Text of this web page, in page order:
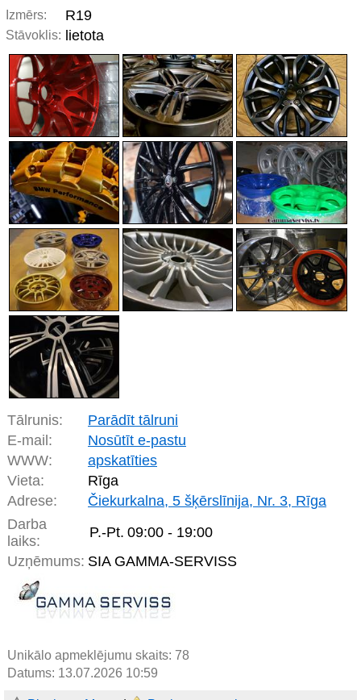
Izmērs: R19
Stāvoklis: lietota
Tālrunis:
Parādīt tālruni
E-mail:
Nosūtīt e-pastu
WWW:
apskatīties
Vieta:
Rīga
Adrese:
Čiekurkalna, 5 šķērslīnija, Nr. 3, Rīga
Darba
laiks:
P.-Pt. 09:00 - 19:00
Uzņēmums: SIA GAMMA-SERVISS
Unikālo apmeklējumu skaits: 78
Datums: 13.07.2026 10:59